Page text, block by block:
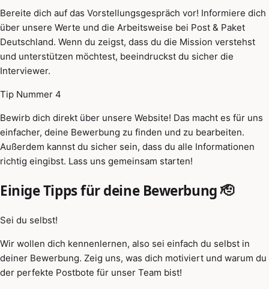
Bereite dich auf das Vorstellungsgespräch vor! Informiere dich
über unsere Werte und die Arbeitsweise bei Post & Paket
Deutschland. Wenn du zeigst, dass du die Mission verstehst
und unterstützen möchtest, beeindruckst du sicher die
Interviewer.
Tip Nummer 4
Bewirb dich direkt über unsere Website! Das macht es für uns
einfacher, deine Bewerbung zu finden und zu bearbeiten.
Außerdem kannst du sicher sein, dass du alle Informationen
richtig eingibst. Lass uns gemeinsam starten!
Einige Tipps für deine Bewerbung 🫡
Sei du selbst!
Wir wollen dich kennenlernen, also sei einfach du selbst in
deiner Bewerbung. Zeig uns, was dich motiviert und warum du
der perfekte Postbote für unser Team bist!